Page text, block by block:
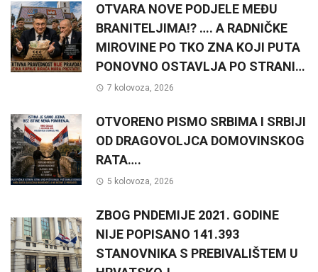
OTVARA NOVE PODJELE MEĐU
BRANITELJIMA!? …. A RADNIČKE
MIROVINE PO TKO ZNA KOJI PUTA
PONOVNO OSTAVLJA PO STRANI…
7 kolovoza, 2026
OTVORENO PISMO SRBIMA I SRBIJI
OD DRAGOVOLJCA DOMOVINSKOG
RATA….
5 kolovoza, 2026
ZBOG PNDEMIJE 2021. GODINE
NIJE POPISANO 141.393
STANOVNIKA S PREBIVALIŠTEM U